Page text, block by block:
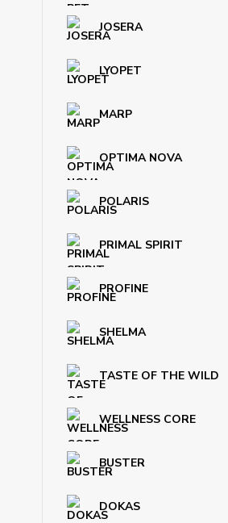
JOSERA
LYOPET
MARP
OPTIMA NOVA
POLARIS
PRIMAL SPIRIT
PROFINE
SHELMA
TASTE OF THE WILD
WELLNESS CORE
BUSTER
DOKAS